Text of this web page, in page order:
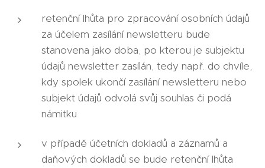
retenční lhůta pro zpracování osobních údajů
za účelem zasílání newsletteru bude
stanovena jako doba, po kterou je subjektu
údajů newsletter zasílán, tedy např. do chvíle,
kdy spolek ukončí zasílání newsletteru nebo
subjekt údajů odvolá svůj souhlas či podá
námitku
v případě účetních dokladů a záznamů a
daňových dokladů se bude retenční lhůta